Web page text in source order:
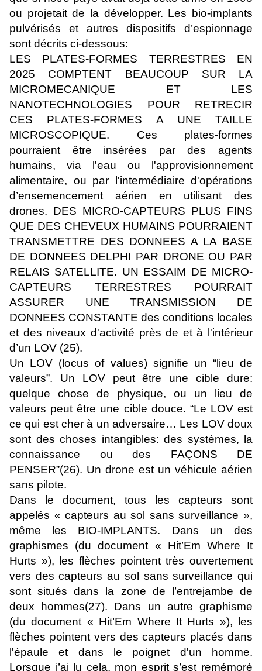
ou projetait de la développer. Les bio-implants
pulvérisés et autres dispositifs d’espionnage
sont décrits ci-dessous:
LES PLATES-FORMES TERRESTRES EN
2025 COMPTENT BEAUCOUP SUR LA
MICROMECANIQUE ET LES
NANOTECHNOLOGIES POUR RETRECIR
CES PLATES-FORMES A UNE TAILLE
MICROSCOPIQUE. Ces plates-formes
pourraient être insérées par des agents
humains, via l'eau ou l'approvisionnement
alimentaire, ou par l'intermédiaire d'opérations
d’ensemencement aérien en utilisant des
drones. DES MICRO-CAPTEURS PLUS FINS
QUE DES CHEVEUX HUMAINS POURRAIENT
TRANSMETTRE DES DONNEES A LA BASE
DE DONNEES DELPHI PAR DRONE OU PAR
RELAIS SATELLITE. UN ESSAIM DE MICRO-
CAPTEURS TERRESTRES POURRAIT
ASSURER UNE TRANSMISSION DE
DONNEES CONSTANTE des conditions locales
et des niveaux d'activité près de et à l'intérieur
d’un LOV (25).
Un LOV (locus of values) signifie un “lieu de
valeurs”. Un LOV peut être une cible dure:
quelque chose de physique, ou un lieu de
valeurs peut être une cible douce. “Le LOV est
ce qui est cher à un adversaire… Les LOV doux
sont des choses intangibles: des systèmes, la
connaissance ou des FAÇONS DE
PENSER”(26). Un drone est un véhicule aérien
sans pilote.
Dans le document, tous les capteurs sont
appelés « capteurs au sol sans surveillance »,
même les BIO-IMPLANTS. Dans un des
graphismes (du document « Hit’Em Where It
Hurts »), les flèches pointent très ouvertement
vers des capteurs au sol sans surveillance qui
sont situés dans la zone de l’entrejambe de
deux hommes(27). Dans un autre graphisme
(du document « Hit’Em Where It Hurts »), les
flèches pointent vers des capteurs placés dans
l'épaule et dans le poignet d'un homme.
Lorsque j’ai lu cela, mon esprit s’est remémoré